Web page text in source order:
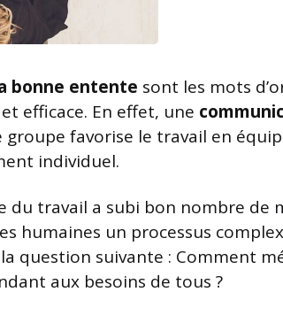
bonne entente sont les mots
efficace. En effet, une
groupe favorise le travail en
individuel.
du travail a subi bon nombre de
humaines un processus
question suivante : Comment
aux besoins de tous ?